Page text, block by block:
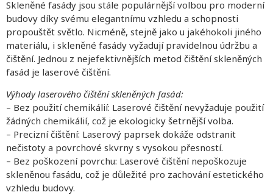
Skleněné fasády jsou stále populárnější volbou pro moderní
budovy díky svému elegantnímu vzhledu a schopnosti
propouštět světlo. Nicméně, stejně jako u jakéhokoli jiného
materiálu, i skleněné fasády vyžadují pravidelnou údržbu a
čištění. Jednou z nejefektivnějších metod čištění skleněných
fasád je laserové čištění.
Výhody laserového čištění skleněných fasád:
– Bez použití chemikálií: Laserové čištění nevyžaduje použití
žádných chemikálií, což je ekologicky šetrnější volba.
– Precizní čištění: Laserový paprsek dokáže odstranit
nečistoty a povrchové skvrny s vysokou přesností.
– Bez poškození povrchu: Laserové čištění nepoškozuje
skleněnou fasádu, což je důležité pro zachování estetického
vzhledu budovy.